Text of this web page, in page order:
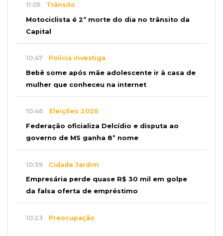
11:05 Trânsito
Motociclista é 2ª morte do dia no trânsito da
Capital
10:47 Polícia investiga
Bebê some após mãe adolescente ir à casa de
mulher que conheceu na internet
10:46 Eleições 2026
Federação oficializa Delcídio e disputa ao
governo de MS ganha 8º nome
10:39 Cidade Jardim
Empresária perde quase R$ 30 mil em golpe
da falsa oferta de empréstimo
10:23 Preocupação